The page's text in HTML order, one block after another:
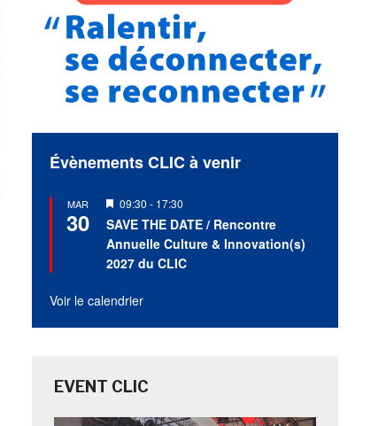
Évènements CLIC à venir
MAR
30
Mis
en
avant
09:30 - 17:30
SAVE THE DATE / Rencontre
Annuelle Culture & Innovation(s)
2027 du CLIC
Voir le calendrier
EVENT CLIC